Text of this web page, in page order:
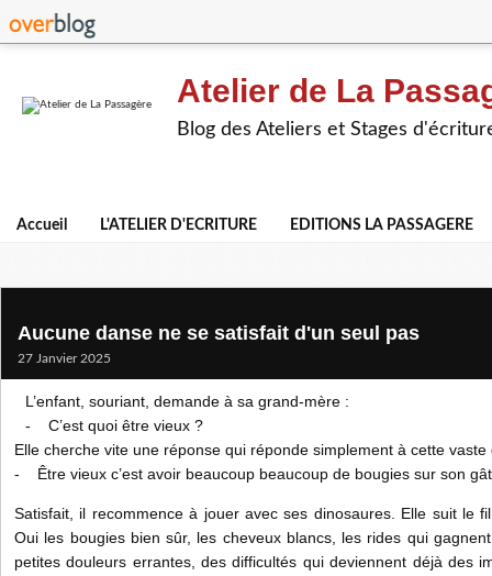
Atelier de La
Blog des Ateliers et Stages
Accueil L'ATELIER D'ECRITURE EDITIONS LA PASSAGERE
Aucune danse ne se satisfait d'un seul pas
27 Janvier 2025
L’enfant, souriant, demande à sa grand-mère :
- C’est quoi être vieux ?
Elle cherche vite une réponse qui réponde simplement à cette
- Être vieux c’est avoir beaucoup beaucoup de bougies sur son
Satisfait, il recommence à jouer avec ses dinosaures. Elle suit le
Oui les bougies bien sûr, les cheveux blancs, les rides qui
petites douleurs errantes, des difficultés qui deviennent déjà des